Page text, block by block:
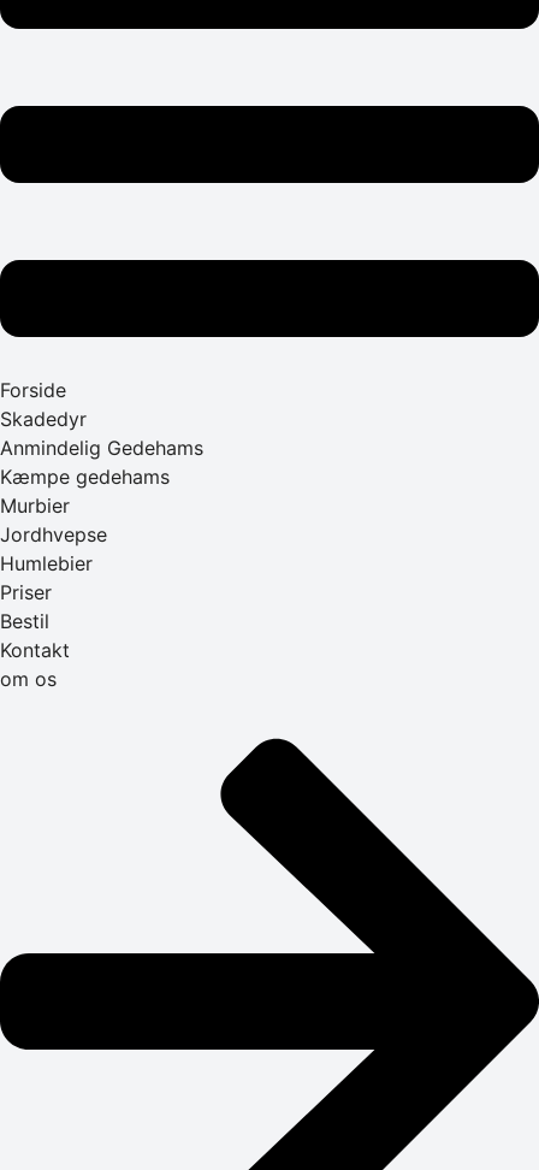
Forside
Skadedyr
Anmindelig Gedehams
Kæmpe gedehams
Murbier
Jordhvepse
Humlebier
Priser
Bestil
Kontakt
om os